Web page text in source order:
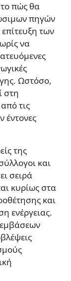
πώς θα
πηγών
των
να
γης. Ωστόσο,
στη
τις
έντονες
της
και
σειρά
κυρίως στα
και
ενέργειας.